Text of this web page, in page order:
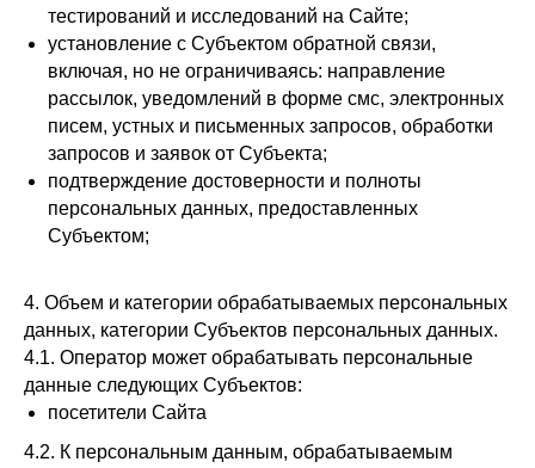
тестирований и исследований на Сайте;
установление с Субъектом обратной связи,
включая, но не ограничиваясь: направление
рассылок, уведомлений в форме смс, электронных
писем, устных и письменных запросов, обработки
запросов и заявок от Субъекта;
подтверждение достоверности и полноты
персональных данных, предоставленных
Субъектом;
4. Объем и категории обрабатываемых персональных
данных, категории Субъектов персональных данных.
4.1. Оператор может обрабатывать персональные
данные следующих Субъектов:
посетители Сайта
4.2. К персональным данным, обрабатываемым